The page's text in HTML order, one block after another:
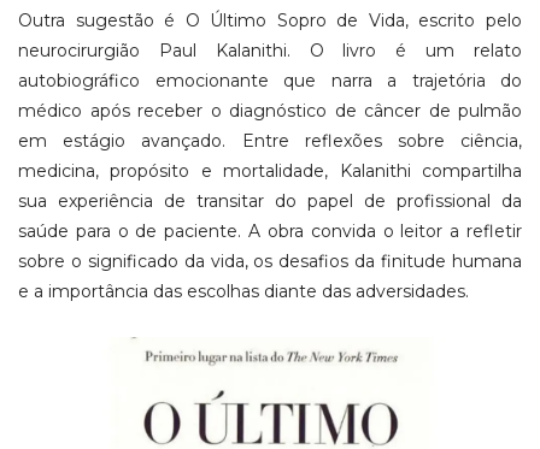
Outra sugestão é O Último Sopro de Vida, escrito pelo
neurocirurgião Paul Kalanithi. O livro é um relato
autobiográfico emocionante que narra a trajetória do
médico após receber o diagnóstico de câncer de pulmão
em estágio avançado. Entre reflexões sobre ciência,
medicina, propósito e mortalidade, Kalanithi compartilha
sua experiência de transitar do papel de profissional da
saúde para o de paciente. A obra convida o leitor a refletir
sobre o significado da vida, os desafios da finitude humana
e a importância das escolhas diante das adversidades.